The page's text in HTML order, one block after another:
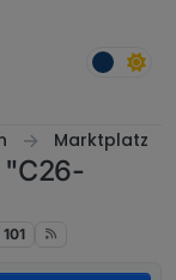
Marktplatz
"C26-
101